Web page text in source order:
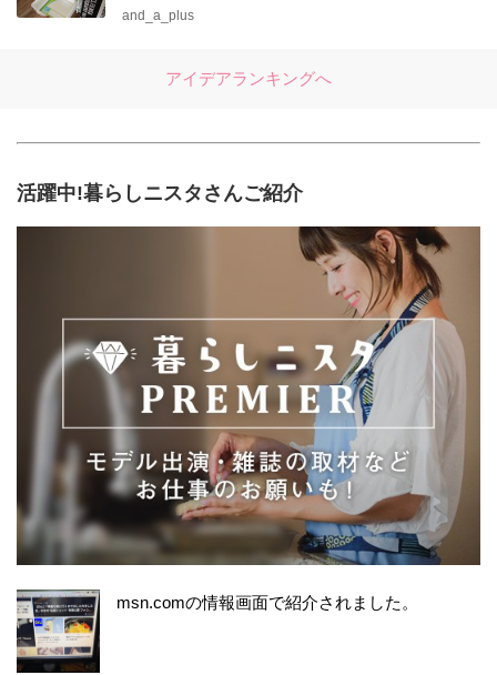
and_a_plus
アイデアランキングへ
活躍中!暮らしニスタさんご紹介
msn.comの情報画面で紹介されました。